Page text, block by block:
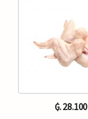
₲. 28.100